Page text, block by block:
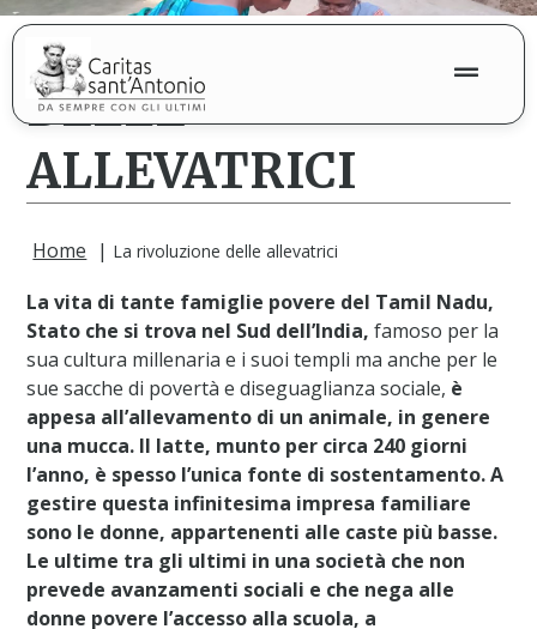
LA RIVOLUZIONE
DELLE
ALLEVATRICI
Home | La rivoluzione delle allevatrici
La vita di tante famiglie povere del Tamil Nadu,
Stato che si trova nel Sud dell’India, famoso per la
sua cultura millenaria e i suoi templi ma anche per le
sue sacche di povertà e diseguaglianza sociale, è
appesa all’allevamento di un animale, in genere
una mucca. Il latte, munto per circa 240 giorni
l’anno, è spesso l’unica fonte di sostentamento. A
gestire questa infinitesima impresa familiare
sono le donne, appartenenti alle caste più basse.
Le ultime tra gli ultimi in una società che non
prevede avanzamenti sociali e che nega alle
donne povere l’accesso alla scuola, a